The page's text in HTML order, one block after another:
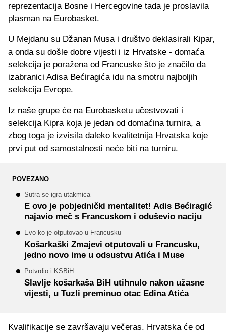
reprezentacija Bosne i Hercegovine tada je proslavila
plasman na Eurobasket.
U Mejdanu su Džanan Musa i društvo deklasirali Kipar,
a onda su došle dobre vijesti i iz Hrvatske - domaća
selekcija je poražena od Francuske što je značilo da
izabranici Adisa Bećiragića idu na smotru najboljih
selekcija Evrope.
Iz naše grupe će na Eurobasketu učestvovati i
selekcija Kipra koja je jedan od domaćina turnira, a
zbog toga je izvisila daleko kvalitetnija Hrvatska koje
prvi put od samostalnosti neće biti na turniru.
POVEZANO
Sutra se igra utakmica
E ovo je pobjednički mentalitet! Adis Bećiragić
najavio meč s Francuskom i oduševio naciju
Evo ko je otputovao u Francusku
Košarkaški Zmajevi otputovali u Francusku,
jedno novo ime u odsustvu Atića i Muse
Potvrdio i KSBiH
Slavlje košarkaša BiH utihnulo nakon užasne
vijesti, u Tuzli preminuo otac Edina Atića
Kvalifikacije se završavaju večeras. Hrvatska će od